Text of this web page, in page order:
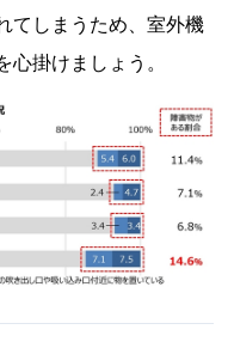
てしまうため、室外機
掛けましょう。